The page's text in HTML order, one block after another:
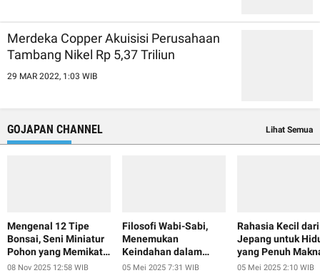
Merdeka Copper Akuisisi Perusahaan
Tambang Nikel Rp 5,37 Triliun
29 MAR 2022, 1:03 WIB
GOJAPAN CHANNEL Lihat Semua
Mengenal 12 Tipe
Bonsai, Seni Miniatur
Pohon yang Memikat
Hati
08 Nov 2025 12:58 WIB
Filosofi Wabi-Sabi,
Menemukan
Keindahan dalam
Ketidaksempurnaan
05 Mei 2025 7:31 WIB
Rahasia Kecil dari
Jepang untuk
yang Penuh
05 Mei 2025 2:10 WIB